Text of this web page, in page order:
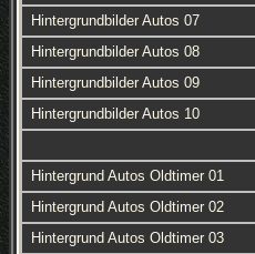
Hintergrundbilder Autos 07
Hintergrundbilder Autos 08
Hintergrundbilder Autos 09
Hintergrundbilder Autos 10
Hintergrund Autos Oldtimer 01
Hintergrund Autos Oldtimer 02
Hintergrund Autos Oldtimer 03